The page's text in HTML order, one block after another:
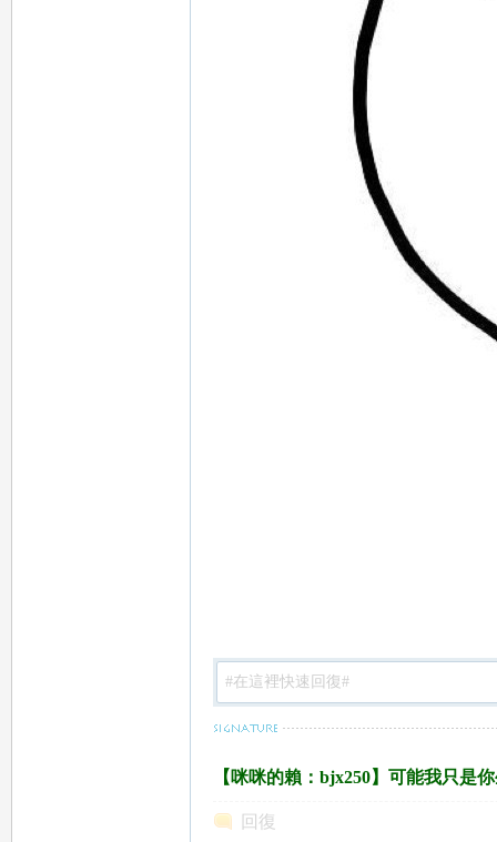
【咪咪的賴：bjx250】可能我只是
回復